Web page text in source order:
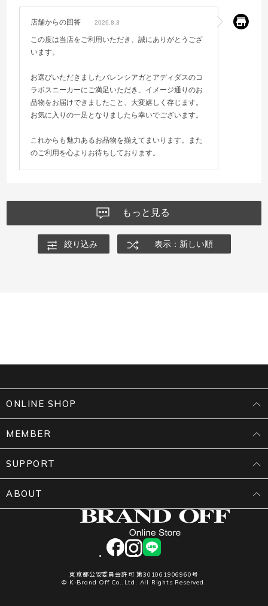
店舗からの回答 2026.8.3
この度は当店をご利用いただき、誠にありがとうござ
います。
お選びいただきましたバレンシアガとアディダスのコ
ラボスニーカーにご満足いただき、イメージ通りのお
品物をお届けできましたこと、大変嬉しく存じます。
お気に入りの一足となりましたら幸いでございます。
これからも魅力あるお品物を揃えてまいります。また
のご利用を心よりお待ちしております。
もっと見る
絞り込み 表示：新しい順
facebookinstagram
LINE
東京都公安委員会許可 第301061906960号
© K-Brand Off Co.,Ltd. All Rights Reserved.
ONLINE SHOP
MEMBER
SUPPORT
ABOUT